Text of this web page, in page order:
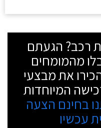
רכב? הגעתם
מהמומחים
את מבצעי
המיוחדות
בחינם הצעה
עכשיו